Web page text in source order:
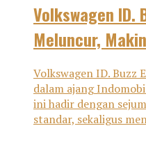
Volkswagen ID.
Meluncur,
Volkswagen ID. Buzz
dalam ajang
ini hadir dengan
standar, sekaligus